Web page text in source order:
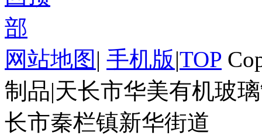
网站地图 | 手机版|TOP
制品|天长市华美有机玻
长市秦栏镇新华街道